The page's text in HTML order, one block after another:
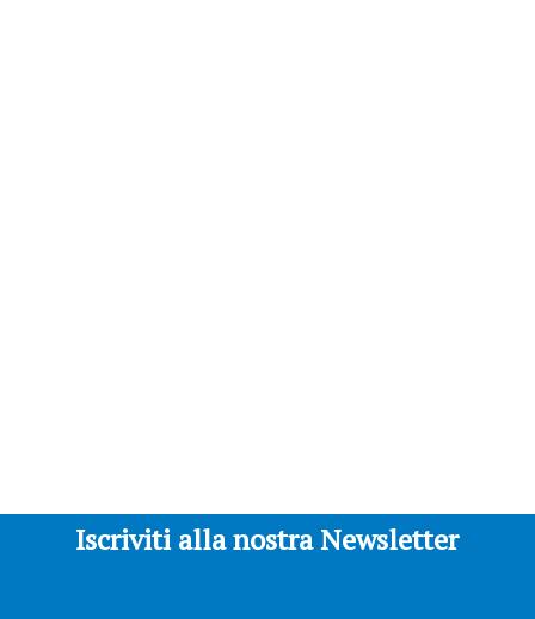
Iscriviti alla nostra Newsletter